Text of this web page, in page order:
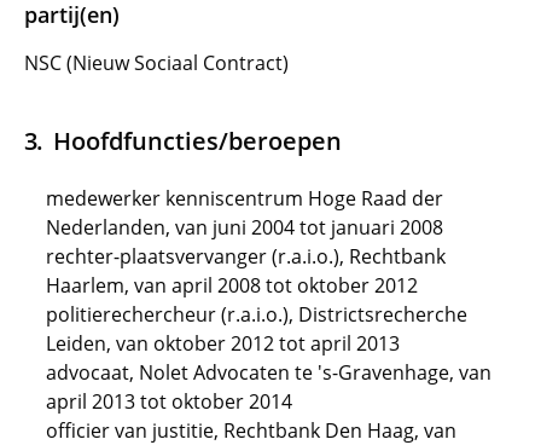
partij(en)
NSC (Nieuw Sociaal Contract)
Hoofdfuncties/beroepen
medewerker kenniscentrum Hoge Raad der
Nederlanden, van juni 2004 tot januari 2008
rechter-plaatsvervanger (r.a.i.o.), Rechtbank
Haarlem, van april 2008 tot oktober 2012
politierechercheur (r.a.i.o.), Districtsrecherche
Leiden, van oktober 2012 tot april 2013
advocaat, Nolet Advocaten te 's-Gravenhage, van
april 2013 tot oktober 2014
officier van justitie, Rechtbank Den Haag, van